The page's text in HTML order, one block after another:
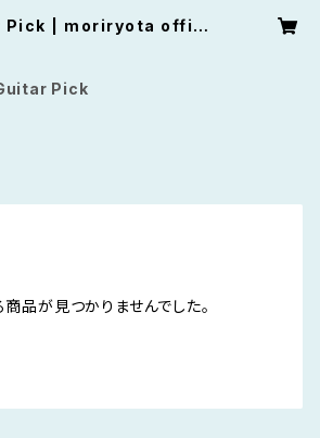
Pick | moriryota offici
Pick
品が見つかりませんでした。